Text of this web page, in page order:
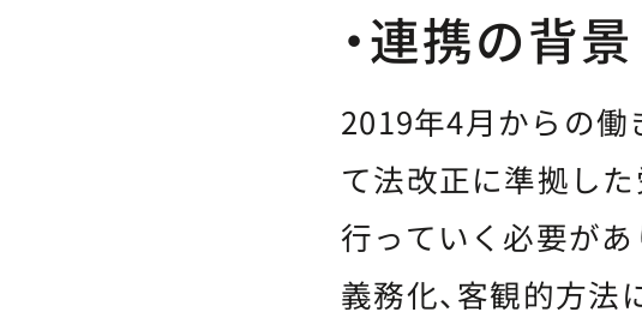
・連携の背景
2019年4月からの働
て法改正に準拠し
行っていく必要があ
義務化、客観的方法